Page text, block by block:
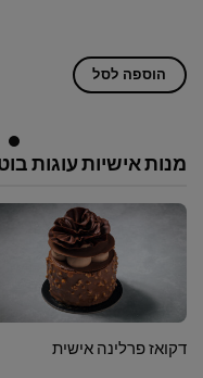
הוספה לסל
מנות אישיות עוגות
דקואז פרלינה אישית